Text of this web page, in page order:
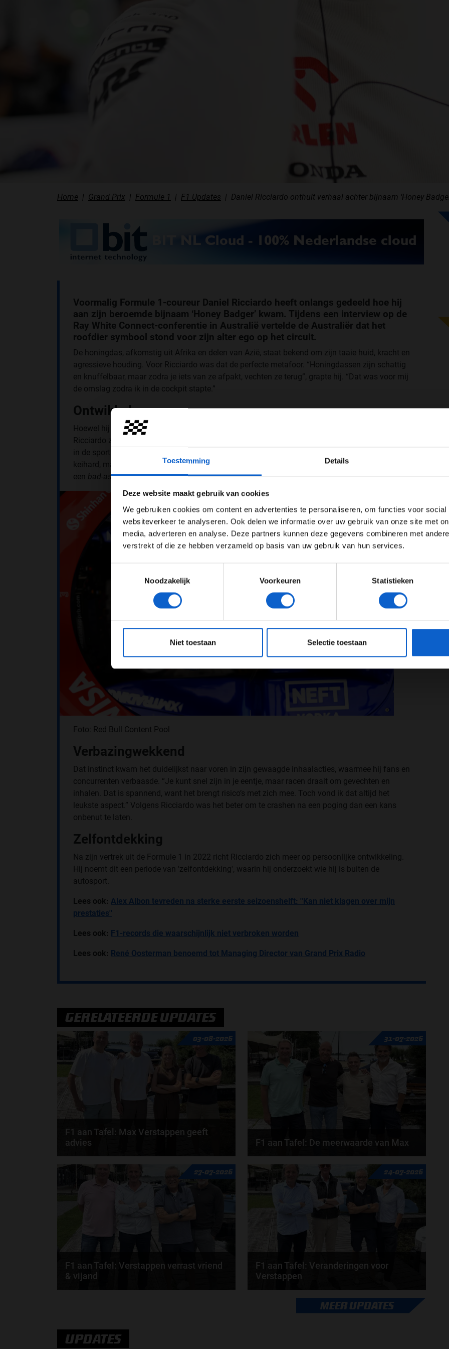
Toestemming Details
Deze website maakt gebruik van cookies
We gebruiken cookies om content en advertenties te personaliseren, om functies voor
websiteverkeer te analyseren. Ook delen we informatie over uw gebruik van onze site met
media, adverteren en analyse. Deze partners kunnen deze gegevens combineren met
verstrekt of die ze hebben verzameld op basis van uw gebruik van hun services.
Noodzakelijk
Voorkeuren Statistieken
Niet toestaan Selectie toestaan
Home Grand Prix Formule 1 F1 Updates Daniel Ricciardo onthult verhaal achter bijnaam ‘Honey
Voormalig Formule 1-coureur Daniel Ricciardo heeft onlangs gedeeld hoe hij
aan zijn beroemde bijnaam ‘Honey Badger’ kwam. Tijdens een interview op de
Ray White Connect-conferentie in Australië vertelde de Australiër dat het
roofdier symbool stond voor zijn alter ego op het circuit.
De honingdas, afkomstig uit Afrika en delen van Azië, staat bekend om zijn taaie huid, kracht en
agressieve houding. Voor Ricciardo was dat de perfecte metafoor. “Honingdassen zijn schattig
en knuffelbaar, maar zodra je iets van ze afpakt, vechten ze terug”, grapte hij. “Dat was voor mij
de omslag zodra ik in de cockpit stapte.”
Ontwikkelen
Hoewel hij in het dagelijks leven een ontspannen en vrolijke persoonlijkheid heeft, moest
Ricciardo zijn zogenoemde 'killer instinct' ontwikkelen om te kunnen concurreren met de besten
in de sport. Een van zijn eerste trainers, Stu Smith, hielp hem daarbij. “Ik ben van nature niet
keihard, maar ik moest dat stukje in mezelf naar boven halen. Soms voelde het goed om even
een bad-asste zijn”, aldus Ricciardo.
Foto: Red Bull Content Pool
Verbazingwekkend
Dat instinct kwam het duidelijkst naar voren in zijn gewaagde inhaalacties, waarmee hij fans en
concurrenten verbaasde. “Je kunt snel zijn in je eentje, maar racen draait om gevechten en
inhalen. Dat is spannend, want het brengt risico’s met zich mee. Toch vond ik dat altijd het
leukste aspect.” Volgens Ricciardo was het beter om te crashen na een poging dan een kans
onbenut te laten.
Zelfontdekking
Na zijn vertrek uit de Formule 1 in 2022 richt Ricciardo zich meer op persoonlijke ontwikkeling.
Hij noemt dit een periode van 'zelfontdekking', waarin hij onderzoekt wie hij is buiten de
autosport.
Lees ook: Alex Albon tevreden na sterke eerste seizoenshelft: ''Kan niet klagen over mijn
prestaties''
Lees ook: F1-records die waarschijnlijk niet verbroken worden
Lees ook: René Oosterman benoemd tot Managing Director van Grand Prix Radio
GERELATEERDE UPDATES
03-08-2026
F1 aan Tafel: Max Verstappen geeft
advies
Max Verstappen adviseert Red Bull. Gaat George
Russell weg bij Mercedes? En moet de budgetcap...
31-07-2026
F1 aan Tafel: De meerwaarde van Max
Geen enkele sensor kan wat Max Verstappen voelt,
Formule 1-CEO Stefano Domenicali zorgt voor...
de redactie van Grand Prix Radio
27-07-2026
F1 aan Tafel: Verstappen verrast vriend
& vijand
doorde redactie van Grand Prix Radio
24-07-2026
F1 aan Tafel: Veranderingen voor
Verstappen
Veranderingen aanstaande voor Max Verstappen en
Red Bull. McLaren en Aston Martin komen met
MEER UPDATES
UPDATES
Advertentie instellingen
Toon alle alcoholische drankenadvertenties (18+)
Toon alle kansspelenadvertenties (24+)
JONGER DAN 24 24 JAAR OF OUDER
*Raadpleeg onsprivacybeleidvoor meer informatie over gegevensgebruik en -